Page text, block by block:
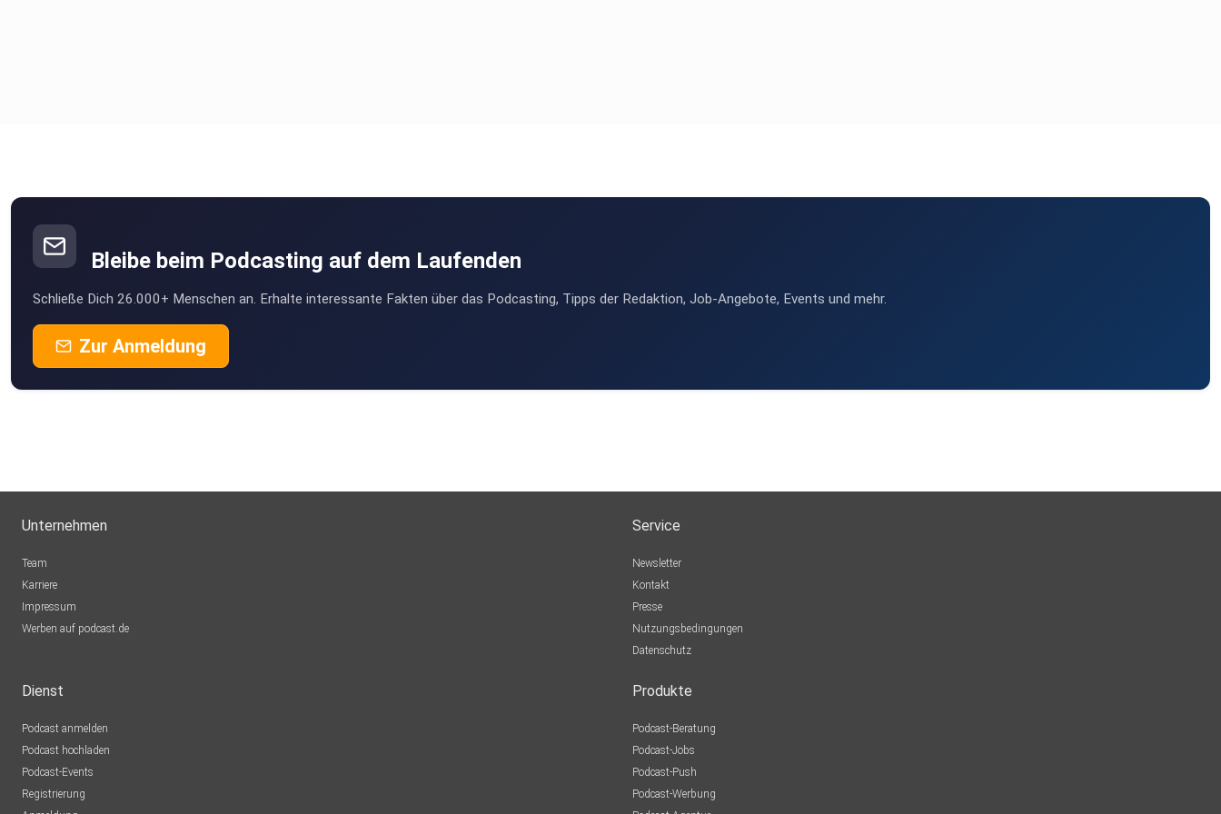
Bleibe beim Podcasting auf dem Laufenden
Schließe Dich 26.000+ Menschen an. Erhalte interessante Fakten über das Podcasting, Tipps der Redaktion, Job-Angebote, Events und mehr.
Zur Anmeldung
Unternehmen
Team
Karriere
Impressum
Werben auf podcast.de
Service
Newsletter
Kontakt
Presse
Nutzungsbedingungen
Datenschutz
Dienst
Podcast anmelden
Podcast hochladen
Podcast-Events
Registrierung
Produkte
Podcast-Beratung
Podcast-Jobs
Podcast-Push
Podcast-Werbung